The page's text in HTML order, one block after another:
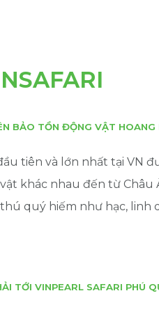
BẢO TỒN ĐỘNG VẬT HOANG
tiên và lớn nhất tại VN
khác nhau đến từ
quý hiếm như hạc, linh
TỚI VINPEARL SAFARI PHÚ